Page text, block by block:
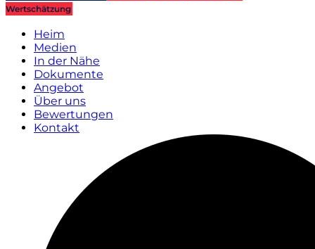
Wertschätzung
Heim
Medien
In der Nähe
Dokumente
Angebot
Über uns
Bewertungen
Kontakt